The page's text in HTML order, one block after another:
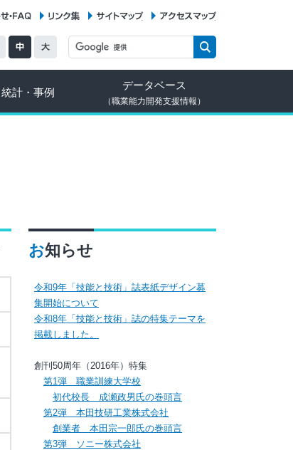
統計・事例
データベース
（職業能力開発支援情報）
お知らせ
令和9年「技能と技術」誌表紙デザイン募
集開始について
令和8年「技能と技術」誌の特集テーマを
掲載しました。
創刊50周年（2016年）特集
第1弾 職業訓練大学校
初代校長 成瀬政男氏の巻頭言
第2弾 本田技研工業株式会社
創業者 本田宗一郎氏の巻頭言
第3弾 ソニー株式会社